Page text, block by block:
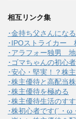
相互リンク集
･金持ち父さんにな
･IPOストライカー
･アラフォー独男
･ゴマちゃんの初心
･安心・堅実！？株
･株主優待と高配当
･株主優待を極める
･株主優待生活のす
･株初心者です(´・ω